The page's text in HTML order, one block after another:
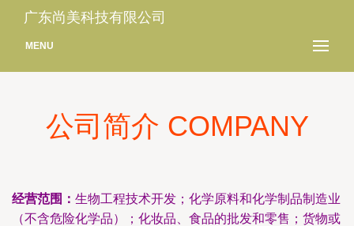
广东尚美科技有限公司
MENU
公司简介 COMPANY
经营范围： 生物工程技术开发；化学原料和化学制品制造业
（不含危险化学品）；化妆品、食品的批发和零售；货物或